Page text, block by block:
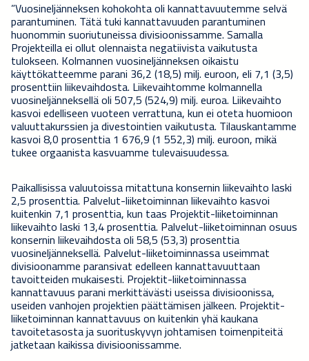
”Vuosineljänneksen kohokohta oli kannattavuutemme selvä
parantuminen. Tätä tuki kannattavuuden parantuminen
huonommin suoriutuneissa divisioonissamme. Samalla
Projekteilla ei ollut olennaista negatiivista vaikutusta
tulokseen. Kolmannen vuosineljänneksen oikaistu
käyttökatteemme parani 36,2 (18,5) milj. euroon, eli 7,1 (3,5)
prosenttiin liikevaihdosta. Liikevaihtomme kolmannella
vuosineljänneksellä oli 507,5 (524,9) milj. euroa. Liikevaihto
kasvoi edelliseen vuoteen verrattuna, kun ei oteta huomioon
valuuttakurssien ja divestointien vaikutusta. Tilauskantamme
kasvoi 8,0 prosenttia 1 676,9 (1 552,3) milj. euroon, mikä
tukee orgaanista kasvuamme tulevaisuudessa.
Paikallisissa valuutoissa mitattuna konsernin liikevaihto laski
2,5 prosenttia. Palvelut-liiketoiminnan liikevaihto kasvoi
kuitenkin 7,1 prosenttia, kun taas Projektit-liiketoiminnan
liikevaihto laski 13,4 prosenttia. Palvelut-liiketoiminnan osuus
konsernin liikevaihdosta oli 58,5 (53,3) prosenttia
vuosineljänneksellä. Palvelut-liiketoiminnassa useimmat
divisioonamme paransivat edelleen kannattavuuttaan
tavoitteiden mukaisesti. Projektit-liiketoiminnassa
kannattavuus parani merkittävästi useissa divisioonissa,
useiden vanhojen projektien päättämisen jälkeen. Projektit-
liiketoiminnan kannattavuus on kuitenkin yhä kaukana
tavoitetasosta ja suorituskyvyn johtamisen toimenpiteitä
jatketaan kaikissa divisioonissamme.